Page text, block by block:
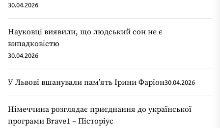
30.04.2026
Науковці виявили, що людський сон не є
випадковістю
30.04.2026
У Львові вшанували пам’ять Ірини Фаріон30.04.2026
Німеччина розглядає приєднання до української
програми Brave1 – Пісторіус